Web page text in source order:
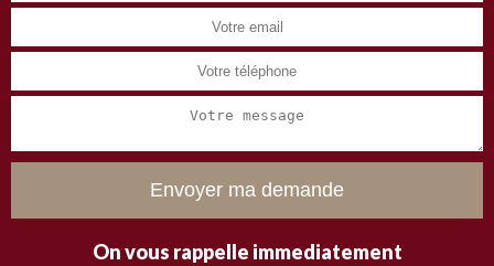
On vous rappelle immediatement